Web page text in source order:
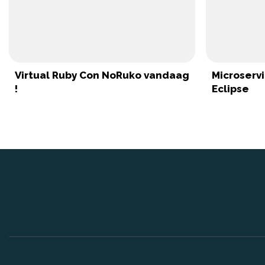
Virtual Ruby Con NoRuko vandaag
!
Eclipse